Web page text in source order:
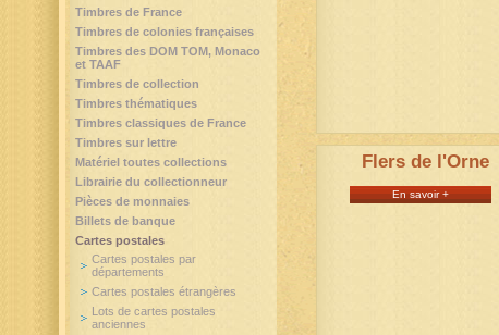
Flers de l'Orne
En savoir +
Timbres de France
Timbres de colonies françaises
Timbres des DOM TOM, Monaco
et TAAF
Timbres de collection
Timbres thématiques
Timbres classiques de France
Timbres sur lettre
Matériel toutes collections
Librairie du collectionneur
Pièces de monnaies
Billets de banque
Cartes postales
Cartes postales par
départements
Cartes postales étrangères
Lots de cartes postales
anciennes